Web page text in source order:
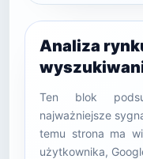
Analiza
Ten blok
najważniejsze
temu strona ma
użytkownika,